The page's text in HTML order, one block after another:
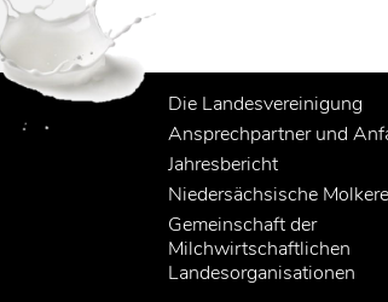
Die Landesvereinigung
Ansprechpartner und
Jahresbericht
Niedersächsische
Gemeinschaft der
Milchwirtschaftlichen
Landesorganisationen